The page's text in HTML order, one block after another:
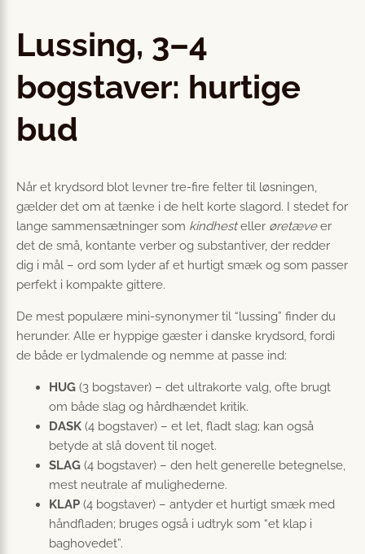
Lussing, 3–4
bogstaver: hurtige
bud
Når et krydsord blot levner tre-fire felter til løsningen,
gælder det om at tænke i de helt korte slagord. I stedet for
lange sammensætninger som kindhesteller øretæveer
det de små, kontante verber og substantiver, der redder
dig i mål – ord som lyder af et hurtigt smæk og som passer
perfekt i kompakte gittere.
De mest populære mini-synonymer til “lussing” finder du
herunder. Alle er hyppige gæster i danske krydsord, fordi
de både er lydmalende og nemme at passe ind:
HUG (3 bogstaver) – det ultrakorte valg, ofte brugt
om både slag og hårdhændet kritik.
DASK (4 bogstaver) – et let, fladt slag; kan også
betyde at slå dovent til noget.
SLAG (4 bogstaver) – den helt generelle betegnelse,
mest neutrale af mulighederne.
KLAP (4 bogstaver) – antyder et hurtigt smæk med
håndfladen; bruges også i udtryk som “et klap i
baghovedet”.